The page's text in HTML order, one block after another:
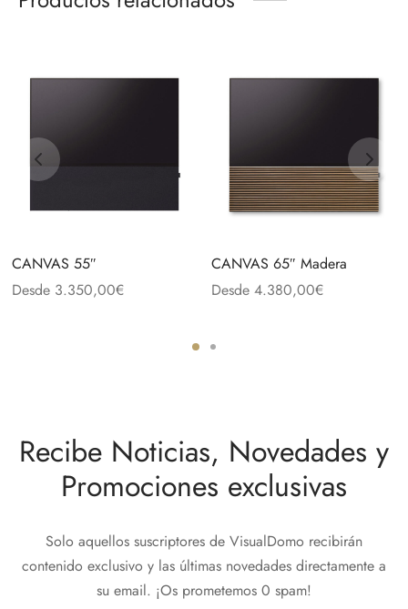
CANVAS 55″
Desde 3.350,00€
CANVAS 65″ Madera
Desde 4.380,00€
Recibe Noticias, Novedades y
Promociones exclusivas
Solo aquellos suscriptores de VisualDomo recibirán
contenido exclusivo y las últimas novedades directamente a
su email. ¡Os prometemos 0 spam!